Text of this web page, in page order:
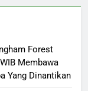
Forest
Membawa
Yang Dinantikan